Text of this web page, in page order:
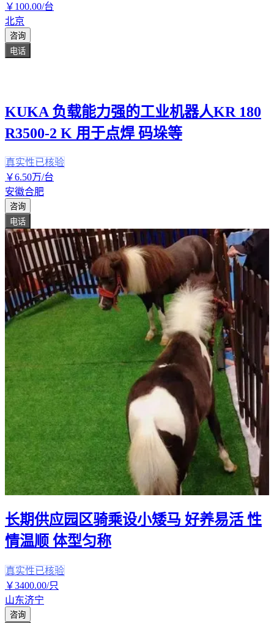
￥ 100.00/台
北京
咨询
电话
KUKA 负载能力强的工业机器人KR 180
R3500-2 K 用于点焊 码垛等
真实性已核验
￥6.50万/台
安徽合肥
咨询
电话
长期供应园区骑乘设小矮马 好养易活 性
情温顺 体型匀称
真实性已核验
￥3400.00/只
山东济宁
咨询